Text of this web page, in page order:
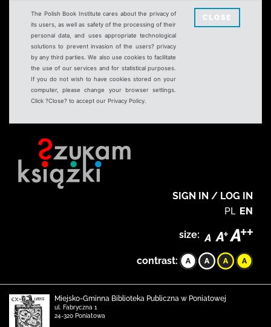
The Polish Book Institute cares about the privacy of
its users, as well as safety of the processing of their
personal data, and uses appropriate technological
solutions to prevent invasion of the users? privacy
by any third parties. We also use cookies to facilitate
the use of our services and for statistical purposes.
If you do not wish to have cookies stored on your
computer, please change your browser settings.
Click ?Close? to accept our Privacy Policy.
CLOSE
SIGN IN / LOG IN
PL EN
size:
contrast:
Miejsko-Gminna Biblioteka Publiczna w Poniatowej
ul. Fabryczna 1
24-320 Poniatowa